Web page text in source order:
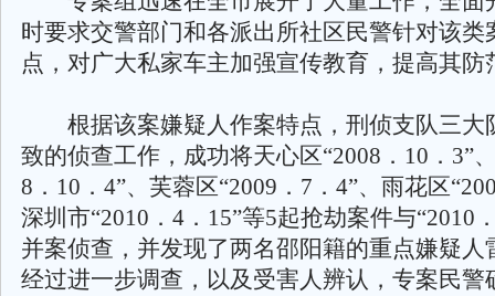
时要求交警部门和各派出所社区民警针对该类
点，对广大私家车主加强宣传教育，提高其防
根据该案嫌疑人作案特点，刑侦支队三大
致的侦查工作，成功将天心区“2008．10．3”
8．10．4”、芙蓉区“2009．7．4”、雨花区
深圳市“2010．4．15”等5起抢劫案件与“2010
并案侦查，并发现了两名邵阳籍的重点嫌疑人
经过进一步调查，以及受害人辨认，专案民警